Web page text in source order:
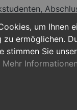
um Ihnen
zu ermöglichen.
stimmen Sie
Mehr Informationen
Assistenz,
und
duale